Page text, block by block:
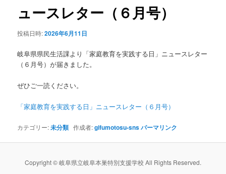
ン
ツ
へ
シ
ュースレター（６月号）
投稿日時:2026年6月11日
岐阜県県民生活課より「家庭教育を実践する日」ニュースレター
（６月号）が届きました。
ぜひご一読ください。
「家庭教育を実践する日」ニュースレター（６月号）
カテゴリー:未分類 作成者:gifumotosu-snsパーマリンク
Copyright © 岐阜県立岐阜本巣特別支援学校 All Rights Reserved.